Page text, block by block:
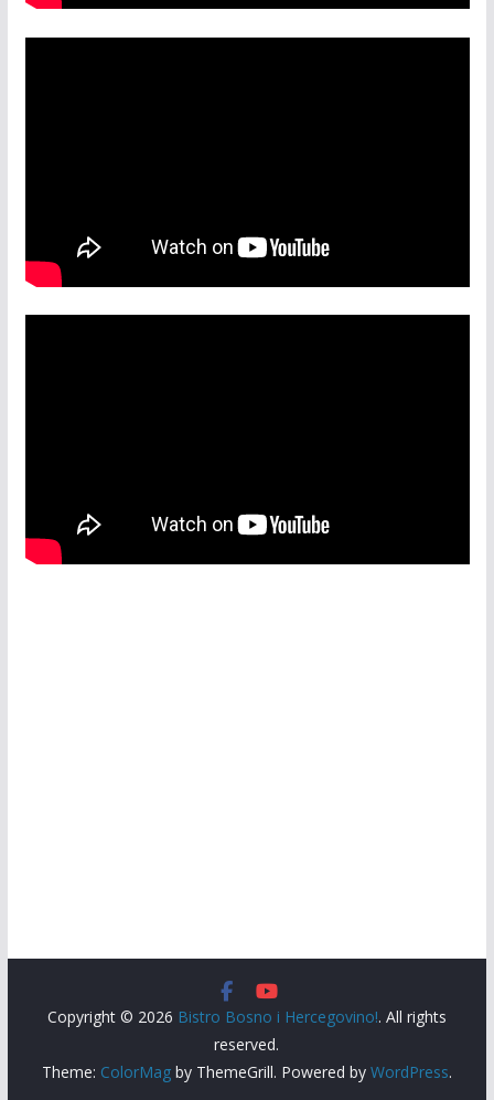
Copyright © 2026 Bistro Bosno i Hercegovino!. All rights
reserved.
Theme: ColorMagby ThemeGrill. Powered by WordPress.